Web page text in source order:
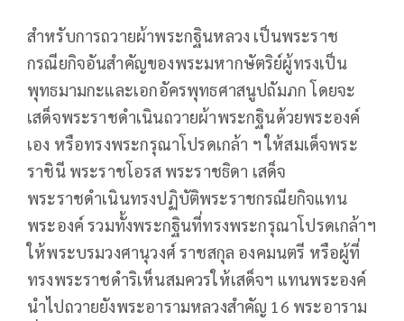
สำหรับการถวายผ้าพระกฐินหลวง เป็นพระราช
กรณียกิจอันสำคัญของพระมหากษัตริย์ผู้ทรงเป็น
พุทธมามกะและเอกอัครพุทธศาสนูปถัมภก โดยจะ
เสด็จพระราชดำเนินถวายผ้าพระกฐินด้วยพระองค์
เอง หรือทรงพระกรุณาโปรดเกล้า ฯ ให้สมเด็จพระ
ราชินี พระราชโอรส พระราชธิดา เสด็จ
พระราชดำเนินทรงปฏิบัติพระราชกรณียกิจแทน
พระองค์ รวมทั้งพระกฐินที่ทรงพระกรุณาโปรดเกล้าฯ
ให้พระบรมวงศานุวงศ์ ราชสกุล องคมนตรี หรือผู้ที่
ทรงพระราชดำริเห็นสมควรให้เสด็จฯ แทนพระองค์
นำไปถวายยังพระอารามหลวงสำคัญ 16 พระอาราม